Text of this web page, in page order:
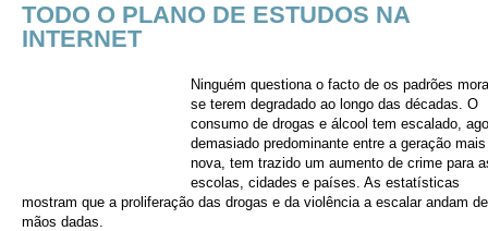
TODO O PLANO DE ESTUDOS NA
INTERNET
Ninguém questiona o facto de os padrões
se terem degradado ao longo das décadas. O
consumo de drogas e álcool tem escalado,
demasiado predominante entre a geração mais
nova, tem trazido um aumento de crime para
escolas, cidades e países. As estatísticas
mostram que a proliferação das drogas e da violência a escalar andam de
mãos dadas.